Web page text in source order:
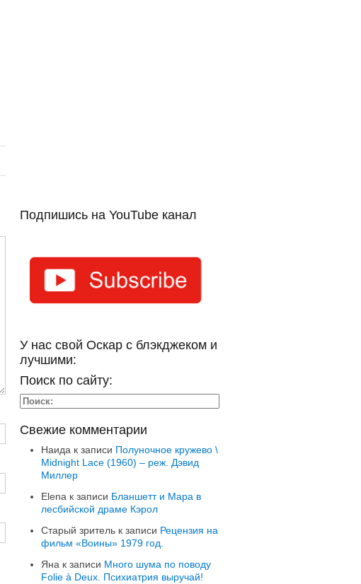
Подпишись на YouTube канал
У нас свой Оскар с блэкджеком и
лучшими:
Поиск по сайту:
Свежие комментарии
Наида к записи Полуночное кружево \
Midnight Lace (1960) – реж. Дэвид
Миллер
Elena к записи Бланшетт и Мара в
лесбийской драме Кэрол
Старый зритель к записи Рецензия на
фильм «Воины» 1979 год.
Яна к записи Много шума по поводу
Folie à Deux. Психиатрия выручай!